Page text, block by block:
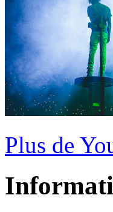
Plus de